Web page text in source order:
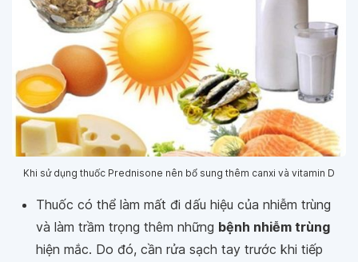
Khi sử dụng thuốc Prednisone nên bổ sung thêm canxi và vitamin D
Thuốc có thể làm mất đi dấu hiệu của nhiễm trùng
và làm trầm trọng thêm những bệnh nhiễm trùng
hiện mắc. Do đó, cần rửa sạch tay trước khi tiếp